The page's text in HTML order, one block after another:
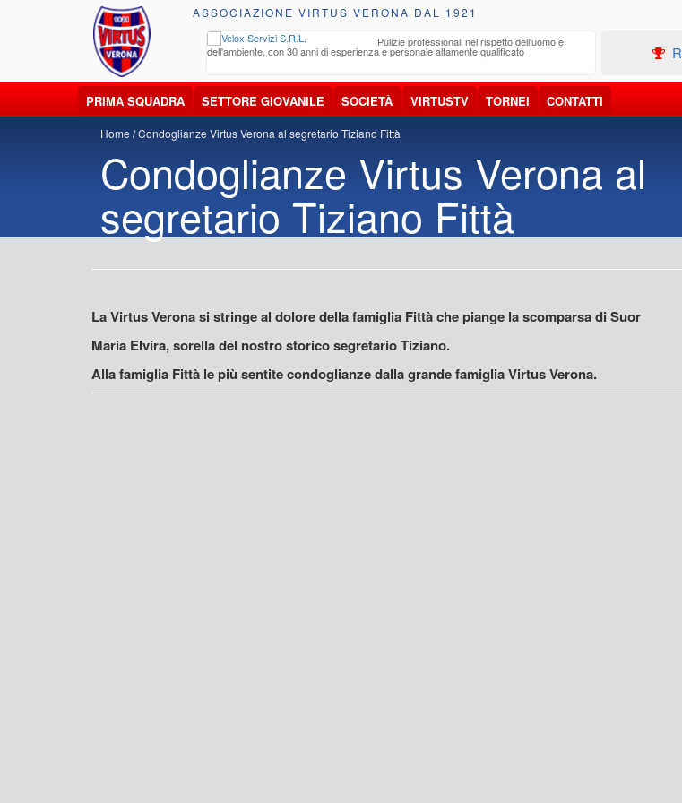
ASSOCIAZIONE VIRTUS VERONA DAL 1921
trasporto, smaltimento e recupero di Pulizie professionali nel rispetto dell'uomo e
dell'ambiente, con 30 anni di esperienza e personale altamente qualificato
PRIMA SQUADRA SETTORE GIOVANILE SOCIETÀ VIRTUSTV TORNEI CONTATTI
Home Condoglianze Virtus Verona al segretario Tiziano Fittà
Condoglianze Virtus Verona al
segretario Tiziano Fittà
La Virtus Verona si stringe al dolore della famiglia Fittà che piange la scomparsa di Suor
Maria Elvira, sorella del nostro storico segretario Tiziano.
Alla famiglia Fittà le più sentite condoglianze dalla grande famiglia Virtus Verona.